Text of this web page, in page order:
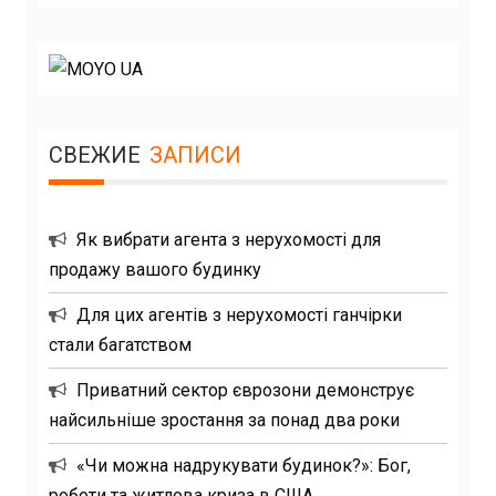
СВЕЖИЕ ЗАПИСИ
Як вибрати агента з нерухомості для
продажу вашого будинку
Для цих агентів з нерухомості ганчірки
стали багатством
Приватний сектор єврозони демонструє
найсильніше зростання за понад два роки
«Чи можна надрукувати будинок?»: Бог,